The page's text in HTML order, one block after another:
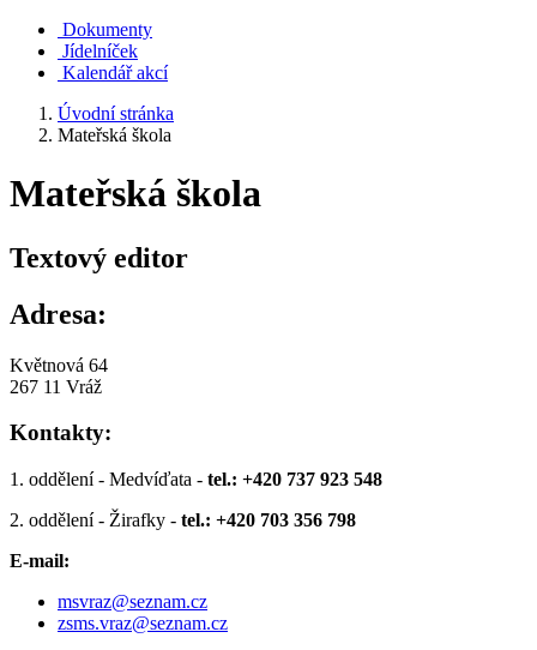
Dokumenty
Jídelníček
Kalendář akcí
Úvodní stránka
Mateřská škola
Mateřská škola
Textový editor
Adresa:
Květnová 64
267 11 Vráž
Kontakty:
1. oddělení - Medvíďata - tel.: +420 737 923 548
2. oddělení - Žirafky - tel.: +420 703 356 798
E-mail:
msvraz@seznam.cz
zsms.vraz@seznam.cz